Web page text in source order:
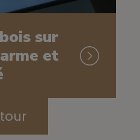
sur
et